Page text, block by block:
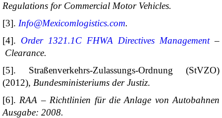
Regulations for Commercial Motor Vehicles.
[3]. Info@Mexicomlogistics.com.
[4]. Order 1321.1C FHWA Directives Management–
Clearance.
[5]. Straßenverkehrs-Zulassungs-Ordnung (StVZO)
(2012), Bundesministeriums der Justiz.
[6]. RAA – Richtlinien für die Anlage von Autobahnen
Ausgabe: 2008.